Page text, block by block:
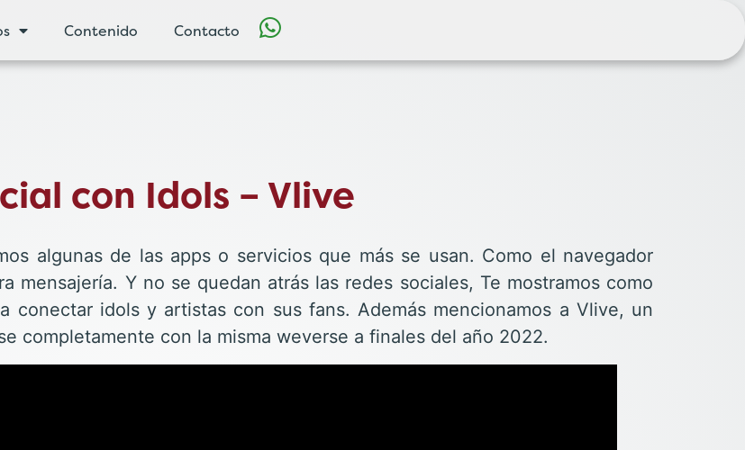
Contenido Contacto
con Idols – Vlive
algunas de las apps o servicios que más se usan. Como el navegador
mensajería. Y no se quedan atrás las redes sociales, Te mostramos como
conectar idols y artistas con sus fans. Además mencionamos a Vlive, un
completamente con la misma weverse a finales del año 2022.